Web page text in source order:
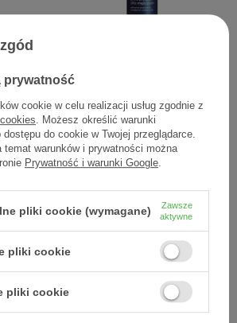
ml
8,40 zł
0,03 zł / szt.
prywatność
cookie w celu realizacji usług zgodnie z
. Możesz określić warunki
do cookie w Twojej przeglądarce.
temat warunków i prywatności można
Prywatność i warunki Google
pliki cookie (wymagane)
Zawsze
aktywne
pliki cookie
pliki cookie